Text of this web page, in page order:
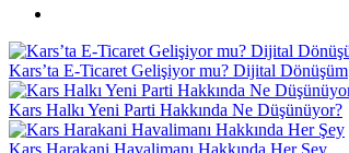
Kars’ta E-Ticaret Gelişiyor mu? Dijital Dönüşüm
Kars Halkı Yeni Parti Hakkında Ne Düşünüyor?
Kars Harakani Havalimanı Hakkında Her Şey